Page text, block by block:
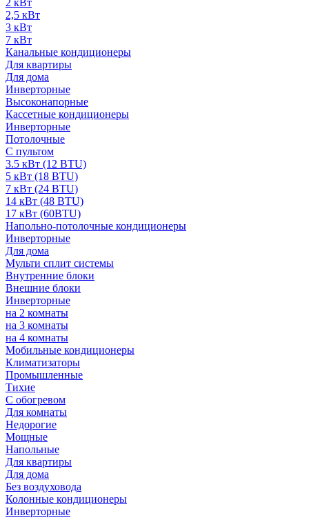
2 кВт
2,5 кВт
3 кВт
7 кВт
Канальные кондиционеры
Для квартиры
Для дома
Инверторные
Высоконапорные
Кассетные кондиционеры
Инверторные
Потолочные
С пультом
3.5 кВт (12 BTU)
5 кВт (18 BTU)
7 кВт (24 BTU)
14 кВт (48 BTU)
17 кВт (60BTU)
Напольно-потолочные кондиционеры
Инверторные
Для дома
Мульти сплит системы
Внутренние блоки
Внешние блоки
Инверторные
на 2 комнаты
на 3 комнаты
на 4 комнаты
Мобильные кондиционеры
Климатизаторы
Промышленные
Тихие
С обогревом
Для комнаты
Недорогие
Мощные
Напольные
Для квартиры
Для дома
Без воздуховода
Колонные кондиционеры
Инверторные